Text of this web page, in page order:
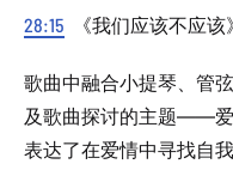
28:15 《我们应该不应
歌曲中融合小提琴、管
及歌曲探讨的主题——
表达了在爱情中寻找自